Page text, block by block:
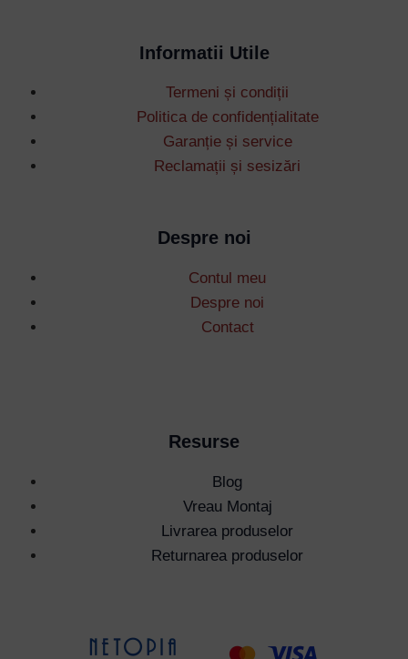
Informatii Utile
Termeni și condiții
Politica de confidențialitate
Garanție și service
Reclamații și sesizări
Despre noi
Contul meu
Despre noi
Contact
Resurse
Blog
Vreau Montaj
Livrarea produselor
Returnarea produselor